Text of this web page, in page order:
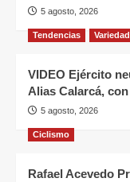
5 agosto, 2026
Tendencias
VIDEO Ejército
Alias Calarcá,
5 agosto, 2026
Ciclismo
Rafael Acevedo